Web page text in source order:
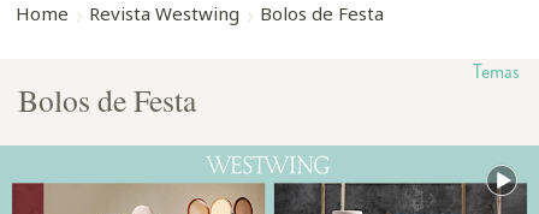
Home Revista Westwing Bolos de Festa
Temas
Bolos de Festa